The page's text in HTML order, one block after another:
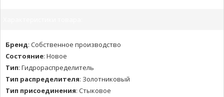
Бренд: Собственное производство
Состояние: Новое
Тип: Гидрораспределитель
Тип распределителя: Золотниковый
Тип присоединения: Стыковое